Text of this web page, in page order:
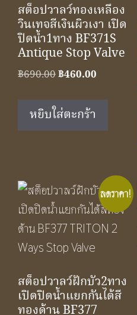
สต็อปวาลว์ทองเหลือง
วินเทจสีเงินผิวเงา เปิด
ปิดน้ำ1ทาง BF371S
Antique Stop Valve
฿690.00Original
was:
฿690.00.
฿460.00
หยิบใส่ตะกร้า
ลดราคา!
สต็อปวาลว์ฝักบัว2ทาง
เปิดปิดน้ำแยกกันได้สี
ทองด้าน BF377